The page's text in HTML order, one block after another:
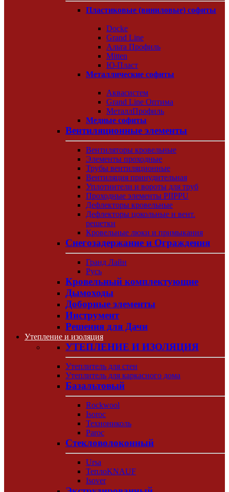
Пластиковые (виниловые) софиты
Docke
Grand Line
Альта Профиль
Mitten
Ю-Пласт
Металлические софиты
Аквасистем
Grand Line Оптима
МеталлПрофиль
Медные софиты
Вентиляционные элементы
Вентиляторы кровельные
Элементы проходные
Трубы вентиляционные
Вентиляция принудительная
Уплотнители и вороты для труб
Проходные элементы PIIPPU
Дефлекторы кровельные
Дефлекторы цокольные и вент.
решетки
Кровельные люки и примыкания
Снегозадержание и Ограждения
Гранд Лайн
Русь
Кровельный комплектующие
Дымоходы
Доборные элементы
Инструмент
Решения для Дачи
Утепление и изоляция
УТЕПЛЕНИЕ И ИЗОЛЯЦИЯ
Утеплитель для стен
Утеплитель для каркасного дома
Базальтовый
Rockwool
Isoroc
Технониколь
Paroc
Стекловолоконный
Ursa
ТеплоKNAUF
Isover